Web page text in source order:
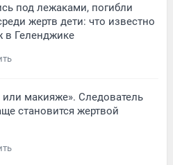
под лежаками, погибли
жертв дети: что известно
в Геленджике
макияже». Следователь
становится жертвой